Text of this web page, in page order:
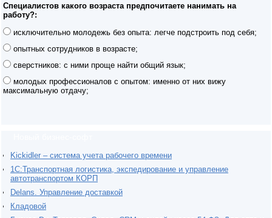
Специалистов какого возраста предпочитаете нанимать на
работу?:
исключительно молодежь без опыта: легче подстроить под себя;
опытных сотрудников в возрасте;
сверстников: с ними проще найти общий язык;
молодых профессионалов с опытом: именно от них вижу
максимальную отдачу;
Kickidler – система учета рабочего времени
1С:Транспортная логистика, экспедирование и управление
автотранспортом КОРП
Delans. Управление доставкой
Кладовой